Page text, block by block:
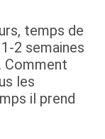
temps de
2 semaines
Comment
les
il prend